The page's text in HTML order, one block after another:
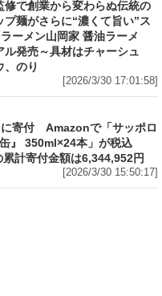
修で創業から変わらぬ伝統の
プ麺がさらに“濃くて旨い”ス
ーメン山岡家 醤油ラーメ
ル発売～具材はチャーシュ
、のり
[2026/3/30 17:01:58]
を熊本城災害復旧に寄付
ロ生ビール黒ラベル『熊本
本」が税込5,180円!
年までの累計寄付金額は